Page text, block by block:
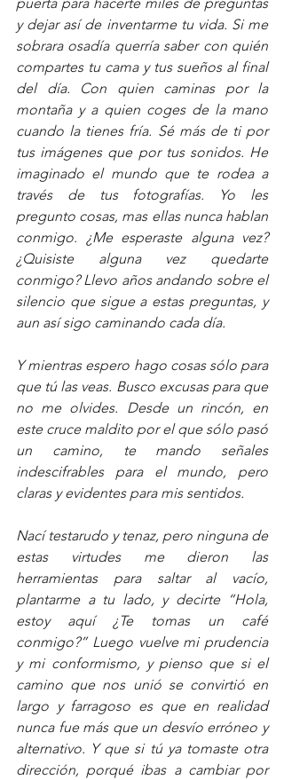
puerta para hacerte miles de preguntas
y dejar así de inventarme tu vida. Si me
sobrara osadía querría saber con quién
compartes tu cama y tus sueños al final
del día. Con quien caminas por la
montaña y a quien coges de la mano
cuando la tienes fría. Sé más de ti por
tus imágenes que por tus sonidos. He
imaginado el mundo que te rodea a
través de tus fotografías. Yo les
pregunto cosas, mas ellas nunca hablan
conmigo. ¿Me esperaste alguna vez?
¿Quisiste alguna vez quedarte
conmigo? Llevo años andando sobre el
silencio que sigue a estas preguntas, y
aun así sigo caminando cada día.
Y mientras espero hago cosas sólo para
que tú las veas. Busco excusas para que
no me olvides. Desde un rincón, en
este cruce maldito por el que sólo pasó
un camino, te mando señales
indescifrables para el mundo, pero
claras y evidentes para mis sentidos.
Nací testarudo y tenaz, pero ninguna de
estas virtudes me dieron las
herramientas para saltar al vacío,
plantarme a tu lado, y decirte “Hola,
estoy aquí ¿Te tomas un café
conmigo?” Luego vuelve mi prudencia
y mi conformismo, y pienso que si el
camino que nos unió se convirtió en
largo y farragoso es que en realidad
nunca fue más que un desvío erróneo y
alternativo. Y que si tú ya tomaste otra
dirección, porqué ibas a cambiar por